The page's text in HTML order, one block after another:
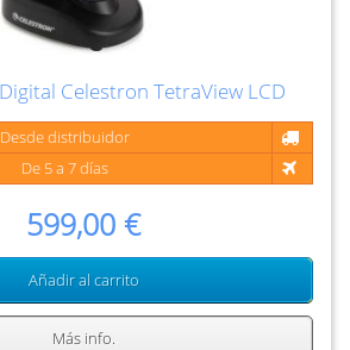
Celestron TetraView LCD
Desde distribuidor
De 5 a 7 días
599,00 €
Añadir al carrito
Más info.